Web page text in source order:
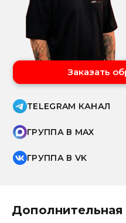
Заказать
TELEGRAM КАНАЛ
ГРУППА В MAX
ГРУППА В VK